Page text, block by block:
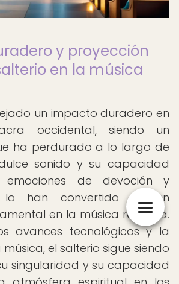
y proyección
en la música
un impacto duradero en
occidental, siendo un
ha perdurado a lo largo de
sonido y su capacidad
de devoción y
lo han convertido en un
en la música religiosa.
avances tecnológicos y la
el salterio sigue siendo
singularidad y su capacidad